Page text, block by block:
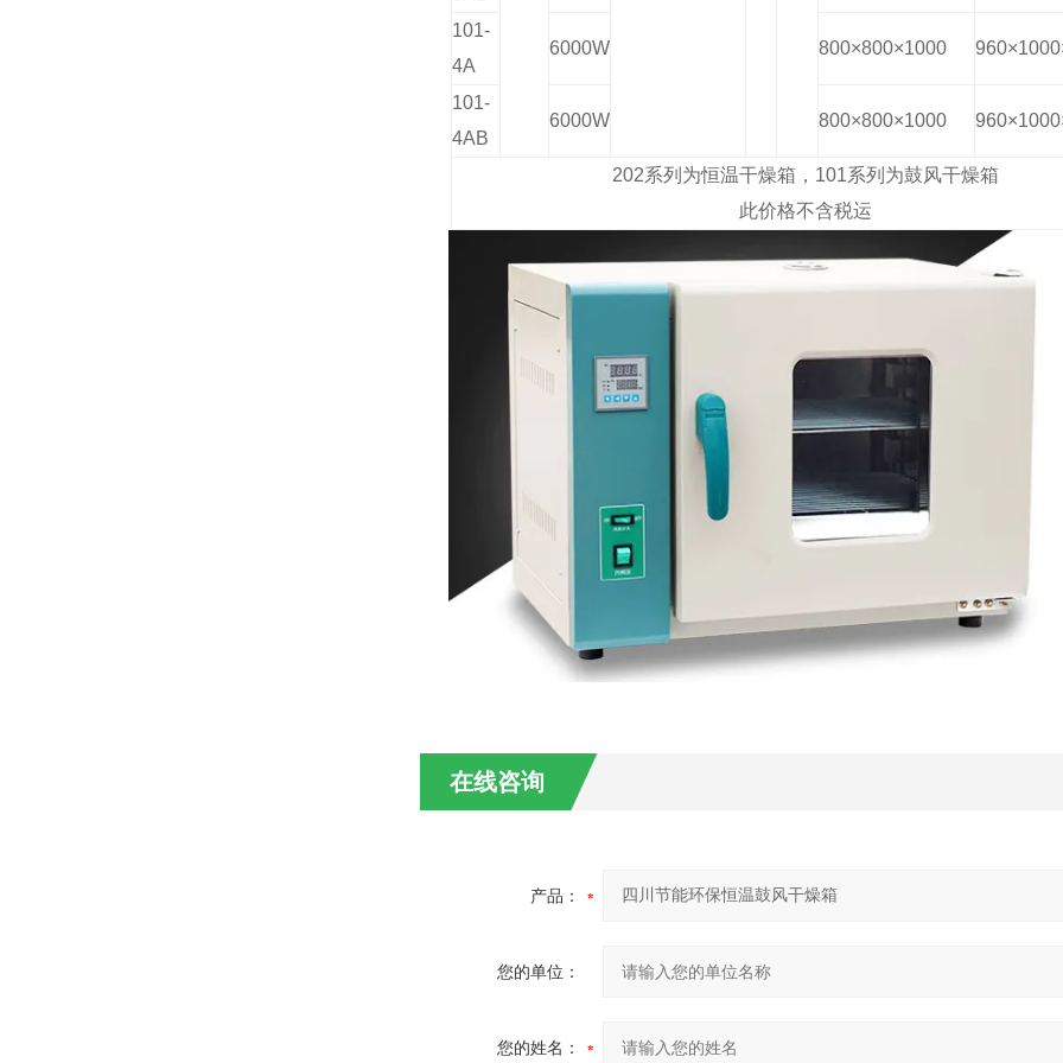
101-
4A
6000W 800×800×1000
101-
4AB
6000W 800×800×1000
202系列为恒温干燥箱，101系列为鼓风干燥箱
此价格不含税运
在线咨询
产品：
您的单位：
您的姓名：